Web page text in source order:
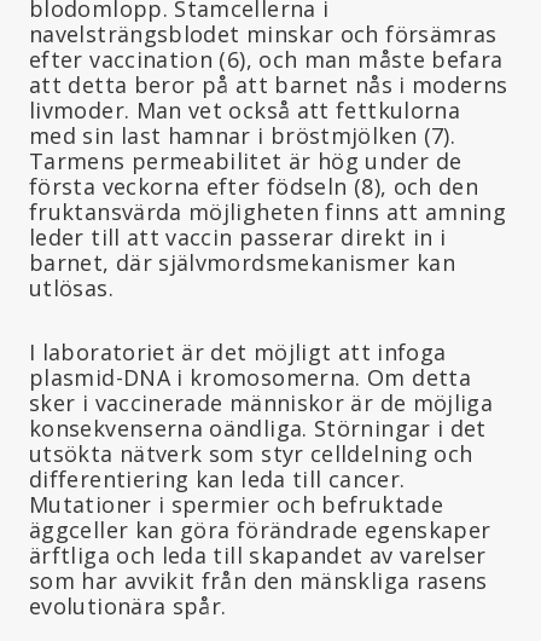
blodomlopp. Stamcellerna i
navelsträngsblodet minskar och försämras
efter vaccination (6), och man måste befara
att detta beror på att barnet nås i moderns
livmoder. Man vet också att fettkulorna
med sin last hamnar i bröstmjölken (7).
Tarmens permeabilitet är hög under de
första veckorna efter födseln (8), och den
fruktansvärda möjligheten finns att amning
leder till att vaccin passerar direkt in i
barnet, där självmordsmekanismer kan
utlösas.
I laboratoriet är det möjligt att infoga
plasmid-DNA i kromosomerna. Om detta
sker i vaccinerade människor är de möjliga
konsekvenserna oändliga. Störningar i det
utsökta nätverk som styr celldelning och
differentiering kan leda till cancer.
Mutationer i spermier och befruktade
äggceller kan göra förändrade egenskaper
ärftliga och leda till skapandet av varelser
som har avvikit från den mänskliga rasens
evolutionära spår.